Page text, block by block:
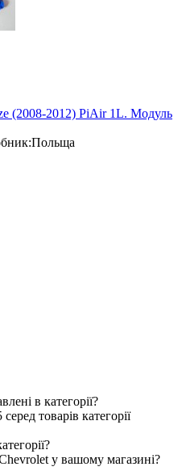
(2008-2012) PiAir 1L. Модуль
Польща
в категорії?
товарів категорії
у вашому магазині?